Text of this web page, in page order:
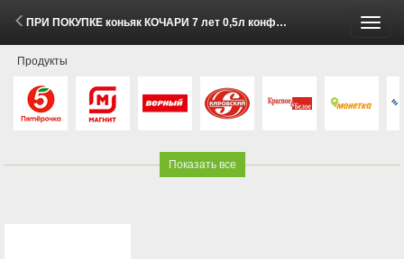
ПРИ ПОКУПКЕ коньяк КОЧАРИ 7 лет 0,5л конфеты АДЕЛЬ с миндалем 150г за 1 рубль (5 - 11 Мая 2026)
Продукты
Показать все